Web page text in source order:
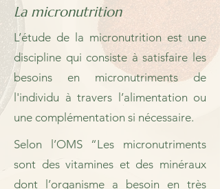
La micronutrition
L’étude de la micronutrition est une
discipline qui consiste à satisfaire les
besoins en micronutriments de
l'individu à travers l’alimentation ou
une complémentation si nécessaire.
Selon l’OMS “Les micronutriments
sont des vitamines et des minéraux
dont l’organisme a besoin en très